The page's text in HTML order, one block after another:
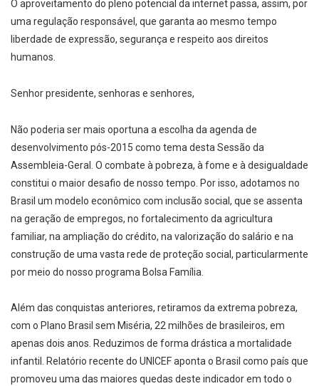
O aproveitamento do pleno potencial da internet passa, assim, por
uma regulação responsável, que garanta ao mesmo tempo
liberdade de expressão, segurança e respeito aos direitos
humanos.
Senhor presidente, senhoras e senhores,
Não poderia ser mais oportuna a escolha da agenda de
desenvolvimento pós-2015 como tema desta Sessão da
Assembleia-Geral. O combate à pobreza, à fome e à desigualdade
constitui o maior desafio de nosso tempo. Por isso, adotamos no
Brasil um modelo econômico com inclusão social, que se assenta
na geração de empregos, no fortalecimento da agricultura
familiar, na ampliação do crédito, na valorização do salário e na
construção de uma vasta rede de proteção social, particularmente
por meio do nosso programa Bolsa Família.
Além das conquistas anteriores, retiramos da extrema pobreza,
com o Plano Brasil sem Miséria, 22 milhões de brasileiros, em
apenas dois anos. Reduzimos de forma drástica a mortalidade
infantil. Relatório recente do UNICEF aponta o Brasil como país que
promoveu uma das maiores quedas deste indicador em todo o